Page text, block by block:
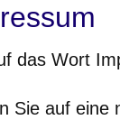
das Wort
Sie auf eine